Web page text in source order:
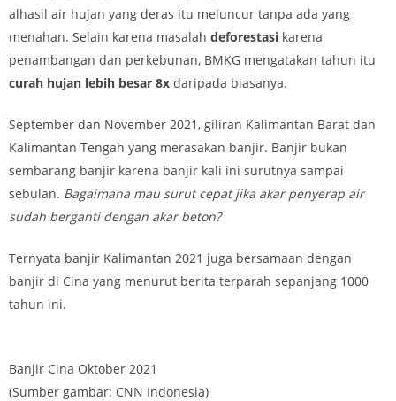
alhasil air hujan yang deras itu meluncur tanpa ada yang
menahan. Selain karena masalah deforestasi karena
penambangan dan perkebunan, BMKG mengatakan tahun itu
curah hujan lebih besar 8x daripada biasanya.
September dan November 2021, giliran Kalimantan Barat dan
Kalimantan Tengah yang merasakan banjir. Banjir bukan
sembarang banjir karena banjir kali ini surutnya sampai
sebulan. Bagaimana mau surut cepat jika akar penyerap air
sudah berganti dengan akar beton?
Ternyata banjir Kalimantan 2021 juga bersamaan dengan
banjir di Cina yang menurut berita terparah sepanjang 1000
tahun ini.
Banjir Cina Oktober 2021
(Sumber gambar: CNN Indonesia)